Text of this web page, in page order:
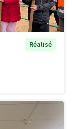
Réalisé